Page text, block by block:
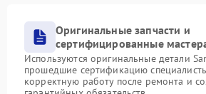
Оригинальные запчасти и
сертифицированные
Используются оригинальные детали
прошедшие сертификацию
корректную работу после ремонта и